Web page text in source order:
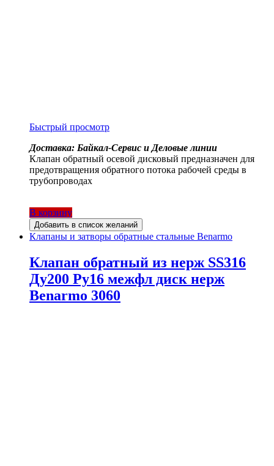
Быстрый просмотр
Доставка: Байкал-Сервис и Деловые линии
Клапан обратный осевой дисковый предназначен для
предотвращения обратного потока рабочей среды в
трубопроводах
В корзину
Добавить в список желаний
Клапаны и затворы обратные стальные Benarmo
Клапан обратный из нерж SS316
Ду200 Ру16 межфл диск нерж
Benarmo 3060